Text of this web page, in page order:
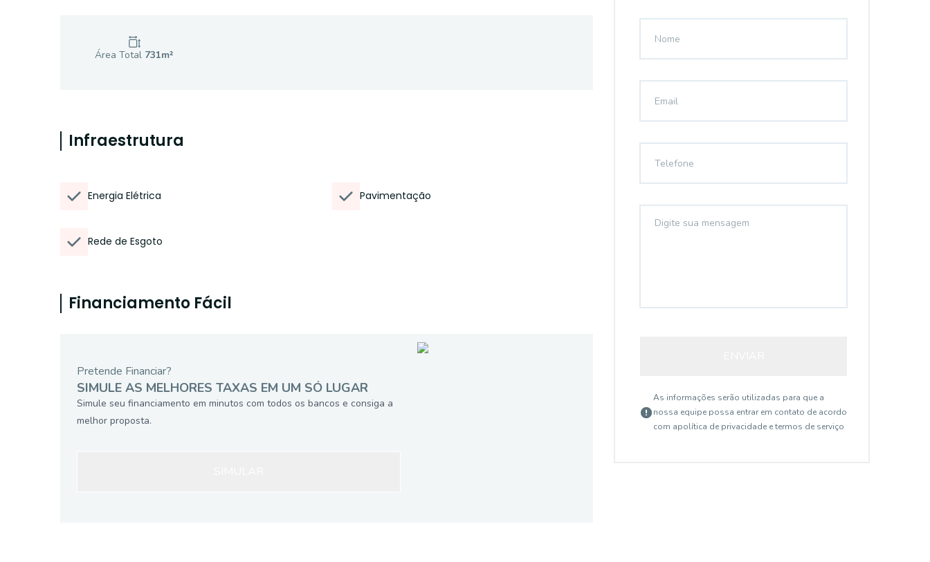
Área Total 731m²
Infraestrutura
Energia Elétrica Pavimentação
Rede de Esgoto
Financiamento Fácil
Pretende Financiar?
SIMULE AS MELHORES TAXAS EM UM SÓ LUGAR
Simule seu financiamento em minutos com todos os bancos e consiga a
melhor proposta.
As informações serão utilizadas para que a
nossa equipe possa entrar em contato de acordo
com apolítica de privacidade e termos de serviço